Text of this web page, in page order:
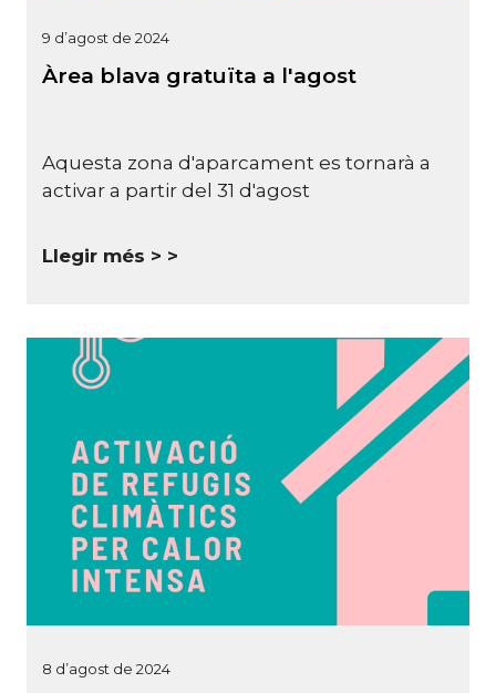
9 d’agost de 2024
Àrea blava gratuïta a l'agost
Aquesta zona d'aparcament es tornarà a
activar a partir del 31 d'agost
Llegir més >
8 d’agost de 2024